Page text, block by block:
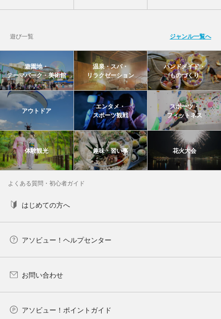
遊び一覧 ジャンル一覧へ
遊園地・
テーマパーク・美術館
温泉・スパ・
リラクゼーション
ハンドメイド・
ものづくり
アウトドア
エンタメ・
スポーツ観戦
スポーツ・
フィットネス
体験観光 趣味・習い事 花火大会
よくある質問・初心者ガイド
はじめての方へ
アソビュー！ヘルプセンター
お問い合わせ
アソビュー！ポイントガイド